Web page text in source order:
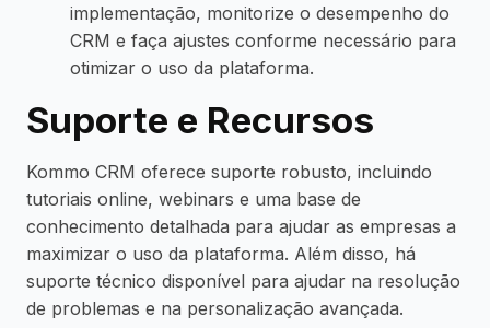
implementação, monitorize o desempenho do
CRM e faça ajustes conforme necessário para
otimizar o uso da plataforma.
Suporte e Recursos
Kommo CRM oferece suporte robusto, incluindo
tutoriais online, webinars e uma base de
conhecimento detalhada para ajudar as empresas a
maximizar o uso da plataforma. Além disso, há
suporte técnico disponível para ajudar na resolução
de problemas e na personalização avançada.